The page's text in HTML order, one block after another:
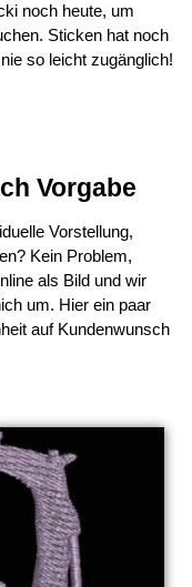
noch heute, um
Sticken hat noch
so leicht zugänglich!
Vorgabe
Vorstellung,
Kein Problem,
als Bild und wir
um. Hier ein paar
auf Kundenwunsch